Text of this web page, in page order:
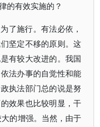
的有效实施的？
了施行。有法必依，
坚定不移的原则。这
有较大改进的。我国
法办事的自觉性和能
执法部门总的说是努
效果也比较明显，干
的增强。当然，由于